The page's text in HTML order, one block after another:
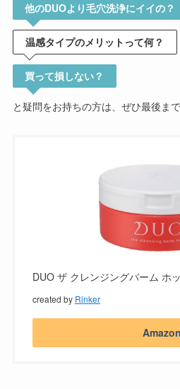
他のDUOより毛穴洗浄にイイの？
温感タイプのメリットって何？
買って損しない？
と疑問をお持ちの方は、ぜひ最後ま
DUO ザ クレンジングバーム ホ
created by Rinker
Amazon